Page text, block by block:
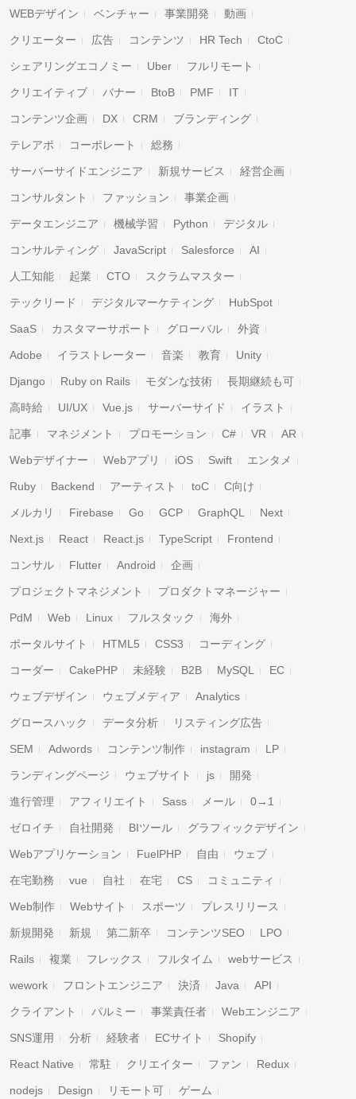
WEBデザイン ベンチャー 事業開発 動画
クリエーター 広告 コンテンツ HR Tech CtoC
シェアリングエコノミー Uber フルリモート
クリエイティブ バナー BtoB PMF IT
コンテンツ企画 DX CRM ブランディング
テレアポ コーポレート 総務
サーバーサイドエンジニア 新規サービス 経営企画
コンサルタント ファッション 事業企画
データエンジニア 機械学習 Python デジタル
コンサルティング JavaScript Salesforce AI
人工知能 起業 CTO スクラムマスター
テックリード デジタルマーケティング HubSpot
SaaS カスタマーサポート グローバル 外資
Adobe イラストレーター 音楽 教育 Unity
Django Ruby on Rails モダンな技術 長期継続も可
高時給 UI/UX Vue.js サーバーサイド イラスト
記事 マネジメント プロモーション C# VR AR
Webデザイナー Webアプリ iOS Swift エンタメ
Ruby Backend アーティスト toC C向け
メルカリ Firebase Go GCP GraphQL Next
Next.js React React.js TypeScript Frontend
コンサル Flutter Android 企画
プロジェクトマネジメント プロダクトマネージャー
PdM Web Linux フルスタック 海外
ポータルサイト HTML5 CSS3 コーディング
コーダー CakePHP 未経験 B2B MySQL EC
ウェブデザイン ウェブメディア Analytics
グロースハック データ分析 リスティング広告
SEM Adwords コンテンツ制作 instagram LP
ランディングページ ウェブサイト js 開発
進行管理 アフィリエイト Sass メール 0→1
ゼロイチ 自社開発 BIツール グラフィックデザイン
Webアプリケーション FuelPHP 自由 ウェブ
在宅勤務 vue 自社 在宅 CS コミュニティ
Web制作 Webサイト スポーツ プレスリリース
新規開発 新規 第二新卒 コンテンツSEO LPO
Rails 複業 フレックス フルタイム webサービス
wework フロントエンジニア 決済 Java API
クライアント パルミー 事業責任者 Webエンジニア
SNS運用 分析 経験者 ECサイト Shopify
React Native 常駐 クリエイター ファン Redux
nodejs Design リモート可 ゲーム